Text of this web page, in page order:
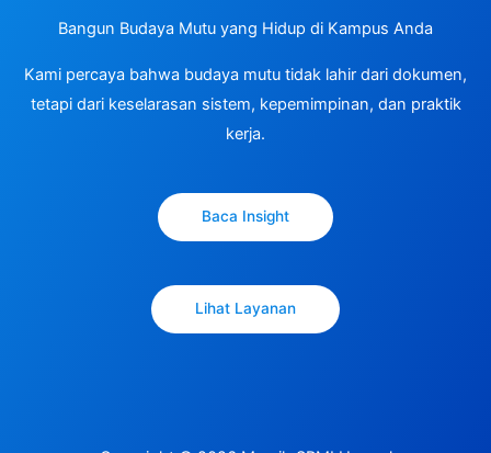
Bangun Budaya Mutu yang Hidup di Kampus Anda
Kami percaya bahwa budaya mutu tidak lahir dari dokumen,
tetapi dari keselarasan sistem, kepemimpinan, dan praktik
kerja.
Baca Insight
Lihat Layanan